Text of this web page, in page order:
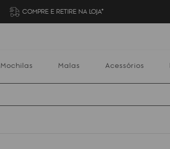
COMPRE E RETIRE NA LOJA*
Mochilas Malas Acessórios